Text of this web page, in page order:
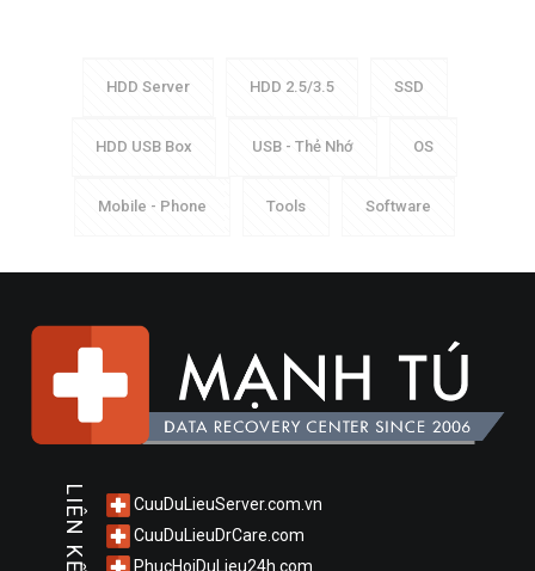
HDD Server HDD 2.5/3.5 SSD
HDD USB Box USB - Thẻ Nhớ OS
Mobile - Phone Tools Software
LIÊN KẾT
CuuDuLieuServer.com.vn
CuuDuLieuDrCare.com
PhucHoiDuLieu24h.com